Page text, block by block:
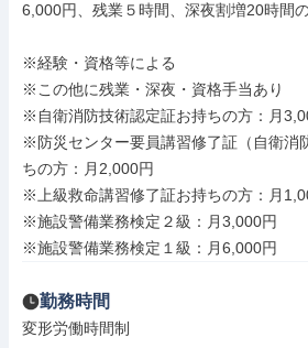
6,000円、残業５時間、深夜割増20時間の
※経験・資格等による
※この他に残業・深夜・資格手当あり
※自衛消防技術認定証お持ちの方：月
※防災センター要員講習修了証（自衛消
ちの方：月2,000円
※上級救命講習修了証お持ちの方：月
※施設警備業務検定２級：月3,000円
※施設警備業務検定１級：月6,000円
勤務時間
変形労働時間制